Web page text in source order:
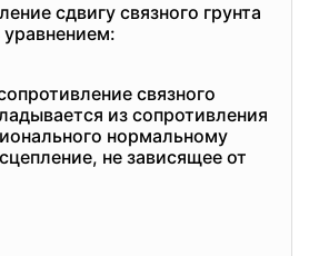
сдвигу связного грунта
связного
из сопротивления
нормальному
не зависящее от